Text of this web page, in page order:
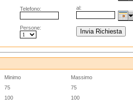
Telefono: al:
Persone:
Minimo
Massimo
75
75
100 100